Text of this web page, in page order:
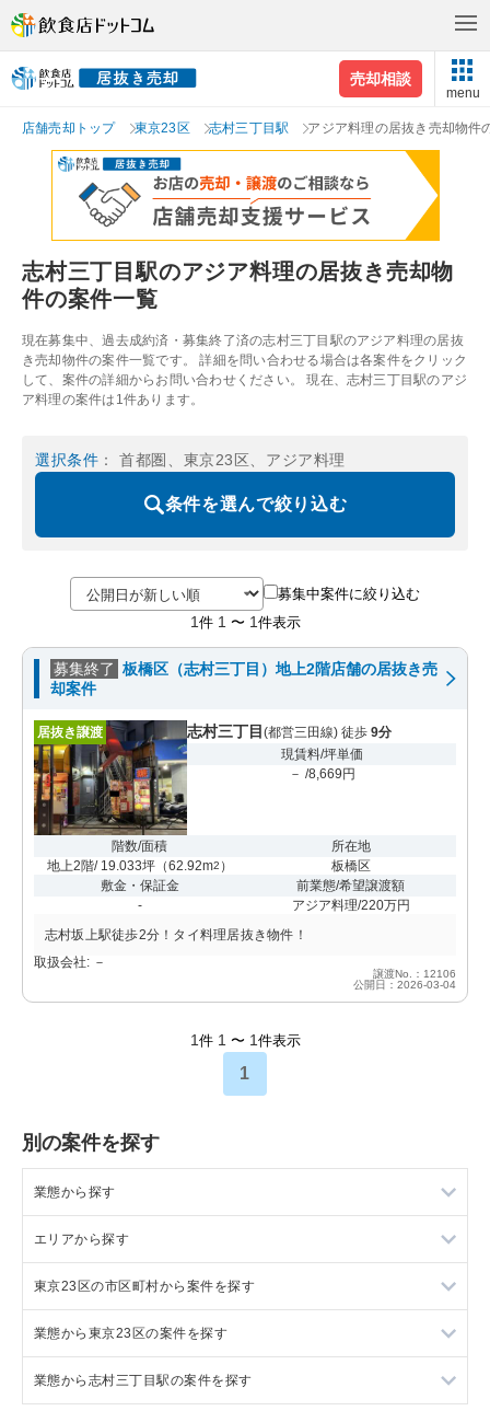
売却相談
menu
店舗売却トップ 東京23区 志村三丁目駅 アジア料理の居抜き売却物件
志村三丁目駅のアジア料理の居抜き売却物
件の案件一覧
現在募集中、過去成約済・募集終了済の志村三丁目駅のアジア料理の居抜
き売却物件の案件一覧です。 詳細を問い合わせる場合は各案件をクリック
して、案件の詳細からお問い合わせください。 現在、志村三丁目駅のアジ
ア料理の案件は1件あります。
選択条件 ： 首都圏、東京23区、アジア料理
条件を選んで絞り込む
募集中案件に絞り込む
1 件 1 〜 1 件表示
募集終了 板橋区（志村三丁目）地上2階店舗の居抜き売
却案件
居抜き譲渡 志村三丁目 (都営三田線) 徒歩 9分
現賃料/坪単価
－ /8,669円
階数/面積
地上2階/ 19.033坪（62.92m2 ）
所在地
板橋区
敷金・保証金
-
前業態/希望譲渡額
アジア料理/220万円
志村坂上駅徒歩2分！タイ料理居抜き物件！
取扱会社: －
譲渡No.：12106
公開日：2026-03-04
1 件 1 〜 1 件表示
1
別の案件を探す
業態から探す
ラーメンの居抜き売却物件の案件一覧
フランス料理の居抜き売却物件の案件一覧
イタリア料理の居抜き売却物件の案件一覧
中華の居抜き売却物件の案件一覧
エリアから探す
東京23区の飲食店の居抜き売却物件の案件一覧
東京都下の飲食店の居抜き売却物件の案件一覧
千葉県の飲食店の居抜き売却物件の案件一覧
東京23区の市区町村から案件を探す
目黒区の飲食店の居抜き売却物件の案件一覧
渋谷区の飲食店の居抜き売却物件の案件一覧
業態から東京23区の案件を探す
東京23区のラーメンの居抜き売却物件の案件一覧
業態から志村三丁目駅の案件を探す